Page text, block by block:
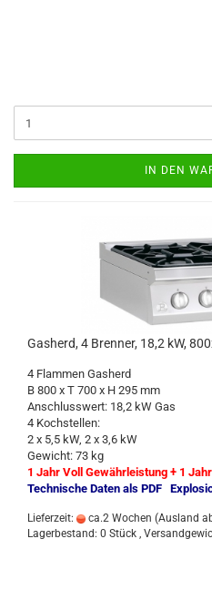
IN DEN
Gasherd, 4 Brenner, 18,2 kW,
4 Flammen Gasherd
B 800 x T 700 x H 295 mm
Anschlusswert: 18,2 kW Gas
4 Kochstellen:
2 x 5,5 kW, 2 x 3,6 kW
Gewicht: 73 kg
1 Jahr Voll Gewährleistung + 1
Technische Daten als PDF
Lieferzeit: ca.2 Wochen (Ausland
Lagerbestand: 0 Stück ,